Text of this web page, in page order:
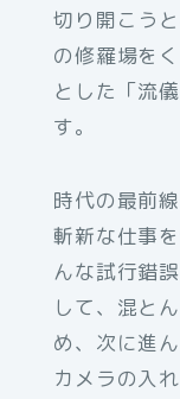
切り開こう
の修羅場を
とした「流
す。
時代の最前
斬新な仕事
んな試行錯
して、混と
め、次に進
カメラの入